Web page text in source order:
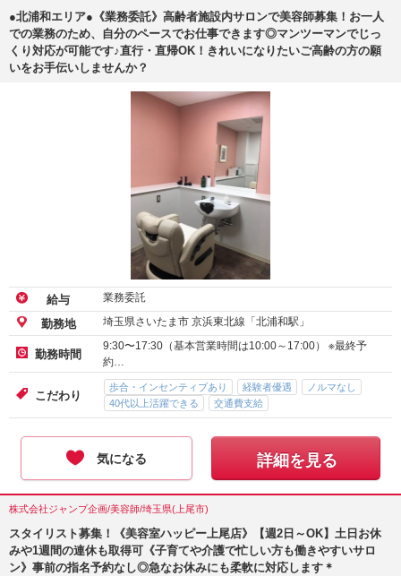
●北浦和エリア●《業務委託》高齢者施設内サロンで美容師募集！お一人
での業務のため、自分のペースでお仕事できます◎マンツーマンでじっ
くり対応が可能です♪直行・直帰OK！きれいになりたいご高齢の方の願
いをお手伝いしませんか？
給与 業務委託
勤務地 埼玉県さいたま市 京浜東北線「北浦和駅」
勤務時間
9:30〜17:30（基本営業時間は10:00～17:00） ※最終予
約…
こだわり
歩合・インセンティブあり 経験者優遇
ノルマなし
40代以上活躍できる
交通費支給
気になる 詳細を見る
株式会社ジャンプ企画/美容師/埼玉県(上尾市)
スタイリスト募集！《美容室ハッピー上尾店》【週2日～OK】土日お休
みや1週間の連休も取得可《子育てや介護で忙しい方も働きやすいサロ
ン》事前の指名予約なし◎急なお休みにも柔軟に対応します＊